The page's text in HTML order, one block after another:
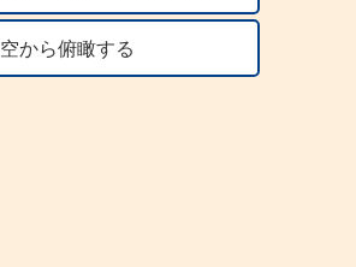
空から俯瞰する